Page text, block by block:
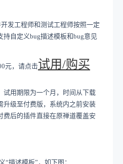
发工程师和测试工程师按照一定
持自定义bug描述模板和bug意见
元，请点击试用/购买
用期限为一个月，
时间从下载
升级至付费版，系统内之前安装
费后的插件直接在原禅道覆盖安
“描述模板”，如下图：